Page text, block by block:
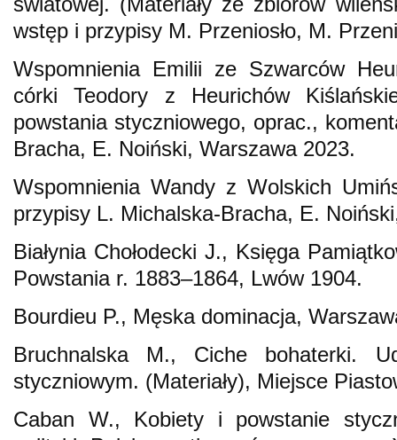
wstęp i przypisy M. Przeniosło, M.
Wspomnienia Emilii ze Szwarców
córki Teodory z Heurichów
powstania styczniowego, oprac.,
Bracha, E. Noiński, Warszawa 2023.
Wspomnienia Wandy z Wolskich
przypisy L. Michalska-Bracha, E.
Białynia Chołodecki J., Księga
Powstania r. 1883–1864, Lwów 1904.
Bourdieu P., Męska dominacja,
Bruchnalska M., Ciche bohaterki.
styczniowym. (Materiały), Miejsce
Caban W., Kobiety i powstanie